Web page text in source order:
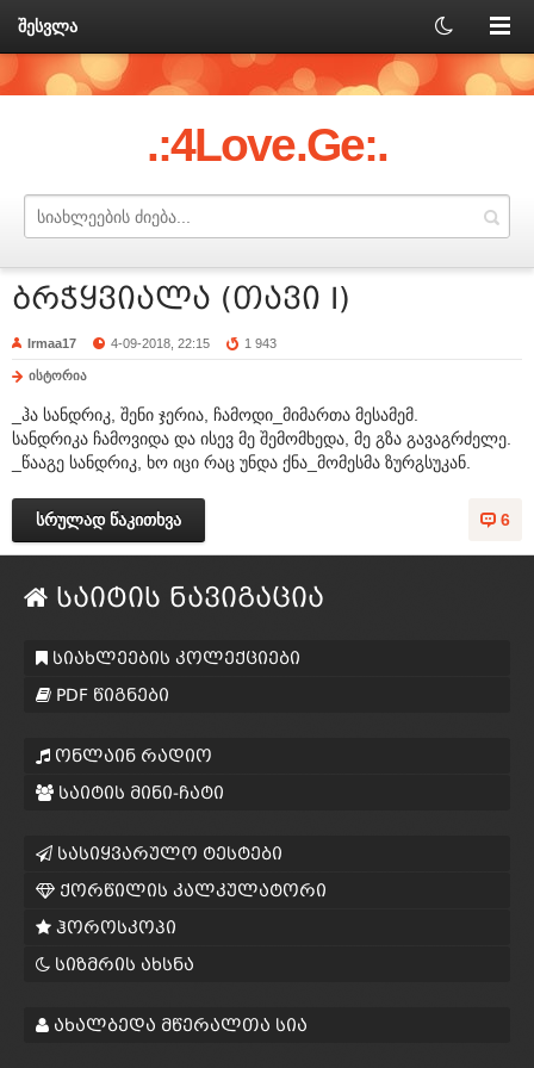
შესვლა
.:4Love.Ge:.
ბრჭყვიალა (თავი I)
Irmaa17 4-09-2018, 22:15 1 943
ისტორია
_ჰა სანდრიკ, შენი ჯერია, ჩამოდი_მიმართა მესამემ.
სანდრიკა ჩამოვიდა და ისევ მე შემომხედა, მე გზა გავაგრძელე.
_წააგე სანდრიკ, ხო იცი რაც უნდა ქნა_მომესმა ზურგსუკან.
6
სრულად წაკითხვა
საიტის ნავიგაცია
სიახლეების კოლექციები
PDF წიგნები
ონლაინ რადიო
საიტის მინი-ჩატი
სასიყვარულო ტესტები
ქორწილის კალკულატორი
ჰოროსკოპი
სიზმრის ახსნა
ახალბედა მწერალთა სია